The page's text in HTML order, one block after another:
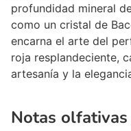
profundidad mineral
como un cristal de
encarna el arte del
roja resplandeciente,
artesanía y la
Notas olfativas